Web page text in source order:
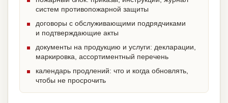
систем противопожарной защиты
договоры с обслуживающими подрядчиками
и подтверждающие акты
документы на продукцию и услуги: декларации,
маркировка, ассортиментный перечень
календарь продлений: что и когда обновлять,
чтобы не просрочить